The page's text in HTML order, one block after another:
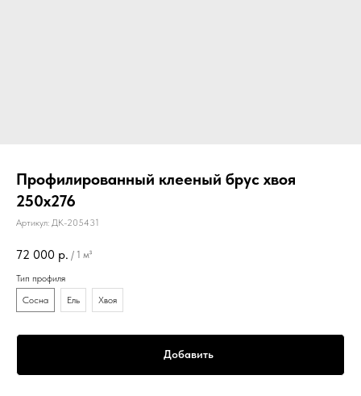
Профилированный клееный брус хвоя
250х276
Артикул: ДК-205431
72 000 р. / 1 м³
Тип профиля
Сосна
Ель Хвоя
Добавить